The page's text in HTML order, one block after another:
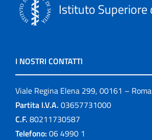
Istituto Superiore
I NOSTRI CONTATTI
Viale Regina Elena 299, 00161 –
Partita I.V.A. 03657731000
C.F. 80211730587
Telefono: 06 4990 1